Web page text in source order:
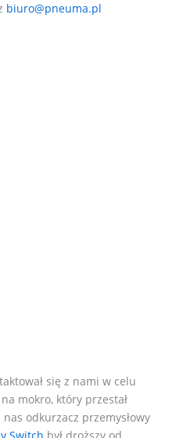
biuro@pneuma.pl
się z nami w celu
mokro, który przestał
odkurzacz przemysłowy